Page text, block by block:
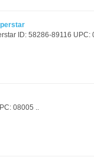
ID: 58286-89116 UPC:
08005 ..